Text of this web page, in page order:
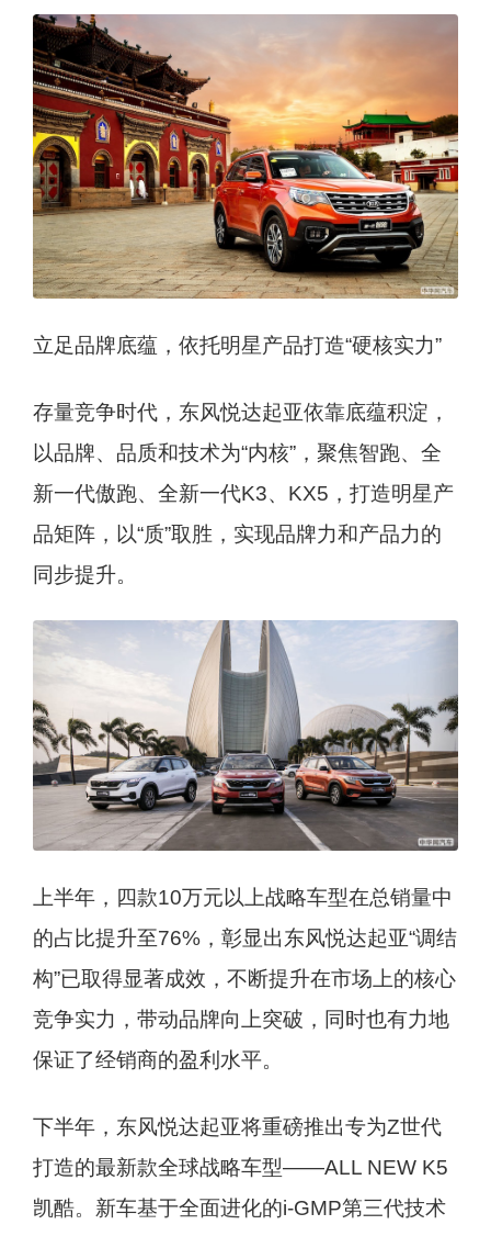
立足品牌底蕴，依托明星产品打造“硬核实力”
存量竞争时代，东风悦达起亚依靠底蕴积淀，
以品牌、品质和技术为“内核”，聚焦智跑、全
新一代傲跑、全新一代K3、KX5，打造明星产
品矩阵，以“质”取胜，实现品牌力和产品力的
同步提升。
上半年，四款10万元以上战略车型在总销量中
的占比提升至76%，彰显出东风悦达起亚“调结
构”已取得显著成效，不断提升在市场上的核心
竞争实力，带动品牌向上突破，同时也有力地
保证了经销商的盈利水平。
下半年，东风悦达起亚将重磅推出专为Z世代
打造的最新款全球战略车型——ALL NEW K5
凯酷。新车基于全面进化的i-GMP第三代技术